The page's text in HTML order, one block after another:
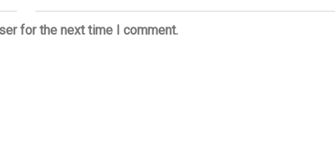
for the next time I comment.